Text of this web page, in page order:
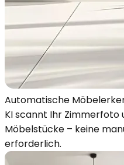
Automatische
KI scannt Ihr
Möbelstücke – keine
erforderlich.